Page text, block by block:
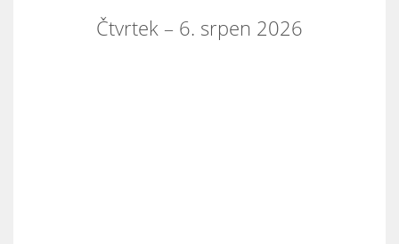
Čtvrtek – 6. srpen 2026